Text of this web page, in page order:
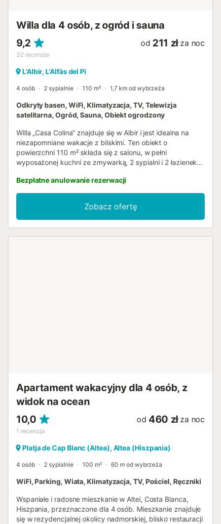
Willa dla 4 osób, z ogród i sauna
9,2
32 recenzje
od 211 zł za noc
L'Albir, L'Alfàs del Pi
4 osób 2 sypialnie 110 m² 1,7 km od wybrzeża
Odkryty basen, WiFi, Klimatyzacja, TV, Telewizja
satelitarna, Ogród, Sauna, Obiekt ogrodzony
Willa „Casa Colina” znajduje się w Albir i jest idealna na
niezapomniane wakacje z bliskimi. Ten obiekt o
powierzchni 110 m² składa się z salonu, w pełni
wyposażonej kuchni ze zmywarką, 2 sypialni i 2 łazienek,
udogodnienia obejmują Wi-Fi, telewizję satelitarną,
klimatyzację oraz pralkę. Ponadto do Państwa dyspozycji
jest prywatna sauna i sprzęt do ćwiczeń. Prywatna
przestrzeń zewnętrzna obejmuje basen, ogród, meble
ogrodowe, otwarty taras, balkon, grill oraz prysznic
Bezpłatne anulowanie rezerwacji
Zobacz ofertę
Apartament wakacyjny dla 4 osób, z
widok na ocean
10,0
1 recenzja
od 460 zł za noc
Platja de Cap Blanc (Altea), Altea (Hiszpania)
4 osób 2 sypialnie 100 m² 60 m od wybrzeża
WiFi, Parking, Wiata, Klimatyzacja, TV, Pościel, Ręczniki
Wspaniałe i radosne mieszkanie w Altei, Costa Blanca,
Hiszpania, przeznaczone dla 4 osób. Mieszkanie znajduje
się w rezydencjalnej okolicy nadmorskiej, blisko restauracji